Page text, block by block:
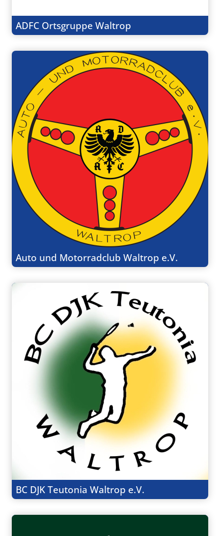
ADFC Ortsgruppe Waltrop
Auto und Motorradclub Waltrop e.V.
BC DJK Teutonia Waltrop e.V.